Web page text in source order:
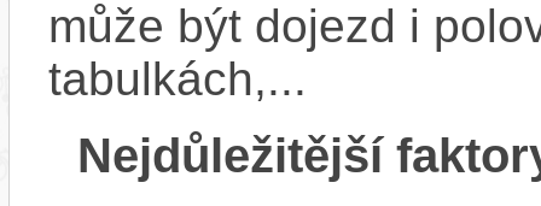
může být dojezd i
tabulkách,...
Nejdůležitější